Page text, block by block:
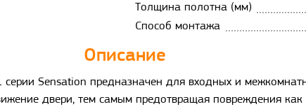
Толщина полотна (мм)
Способ монтажа
Описание
Sensation предназначен для входных и
двери, тем самым предотвращая повреждения как